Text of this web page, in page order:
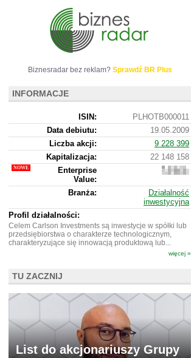
Biznesradar bez reklam? Sprawdź BR Plus
INFORMACJE
ISIN:
PLHOTB000011
Data debiutu:
19.05.2009
Liczba akcji:
9 228 399
Kapitalizacja:
22 148 158
Enterprise
Value:
158
Branża:
Działalność
inwestycyjna
Profil działalności:
Celem Carlson Investments są inwestycje w spółki lub
przedsiębiorstwa o charakterze technologicznym,
charakteryzujące się innowacją produktową lub...
więcej »
TU ZACZNIJ
List do akcjonariuszy Grupy